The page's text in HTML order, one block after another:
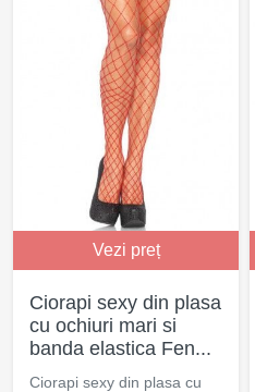
Vezi preț
Ciorapi sexy din plasa
cu ochiuri mari si
banda elastica Fen...
Ciorapi sexy din plasa cu